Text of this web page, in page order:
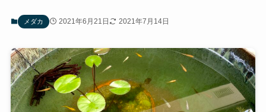
メダカ 2021年6月21日 2021年7月14日